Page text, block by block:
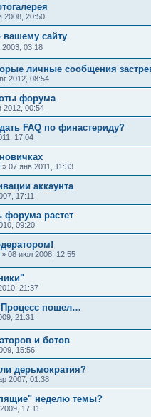
2008, 20:50
сайту
2003, 03:18
личные сообщения
2012, 08:54
форума
2012, 00:54
FAQ по финастериду?
17:04
» 07 янв 2011, 11:33
аккаунта
17:11
форума растет
09:20
» 08 июл 2008, 12:55
21:37
Процесс пошел…
21:31
и ботов
15:56
дерьмократия?
2007, 01:38
неделю темы?
17:11